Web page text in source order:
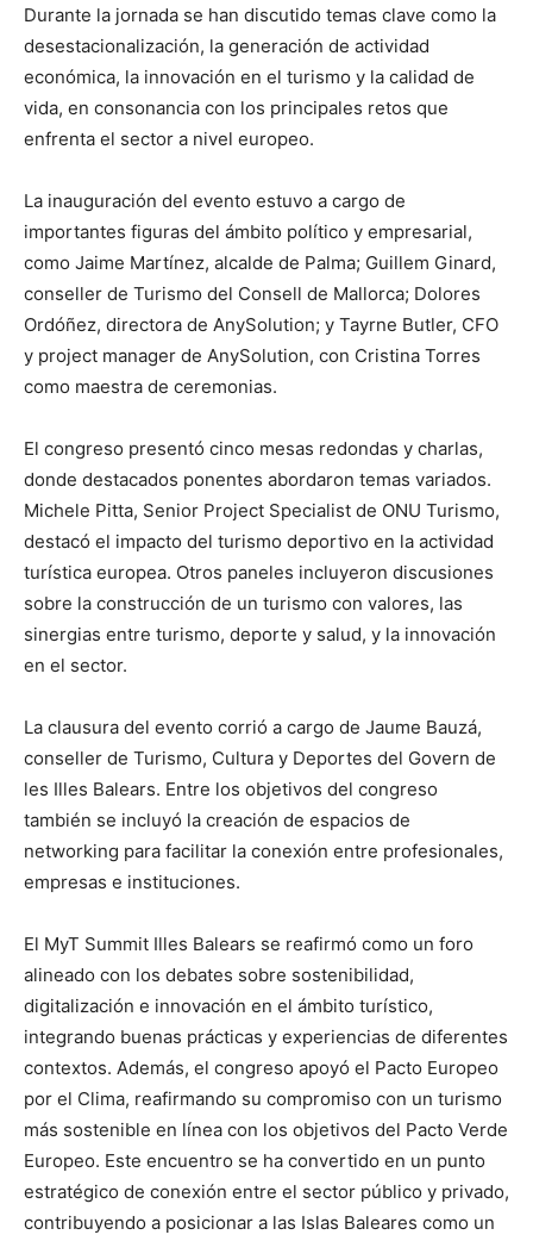
Durante la jornada se han discutido temas clave como la
desestacionalización, la generación de actividad
económica, la innovación en el turismo y la calidad de
vida, en consonancia con los principales retos que
enfrenta el sector a nivel europeo.
La inauguración del evento estuvo a cargo de
importantes figuras del ámbito político y empresarial,
como Jaime Martínez, alcalde de Palma; Guillem Ginard,
conseller de Turismo del Consell de Mallorca; Dolores
Ordóñez, directora de AnySolution; y Tayrne Butler, CFO
y project manager de AnySolution, con Cristina Torres
como maestra de ceremonias.
El congreso presentó cinco mesas redondas y charlas,
donde destacados ponentes abordaron temas variados.
Michele Pitta, Senior Project Specialist de ONU Turismo,
destacó el impacto del turismo deportivo en la actividad
turística europea. Otros paneles incluyeron discusiones
sobre la construcción de un turismo con valores, las
sinergias entre turismo, deporte y salud, y la innovación
en el sector.
La clausura del evento corrió a cargo de Jaume Bauzá,
conseller de Turismo, Cultura y Deportes del Govern de
les Illes Balears. Entre los objetivos del congreso
también se incluyó la creación de espacios de
networking para facilitar la conexión entre profesionales,
empresas e instituciones.
El MyT Summit Illes Balears se reafirmó como un foro
alineado con los debates sobre sostenibilidad,
digitalización e innovación en el ámbito turístico,
integrando buenas prácticas y experiencias de diferentes
contextos. Además, el congreso apoyó el Pacto Europeo
por el Clima, reafirmando su compromiso con un turismo
más sostenible en línea con los objetivos del Pacto Verde
Europeo. Este encuentro se ha convertido en un punto
estratégico de conexión entre el sector público y privado,
contribuyendo a posicionar a las Islas Baleares como un